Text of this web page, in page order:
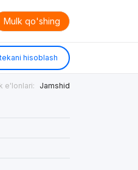
Mulk qo'shing
hisoblash
e'lonlari: Jamshid